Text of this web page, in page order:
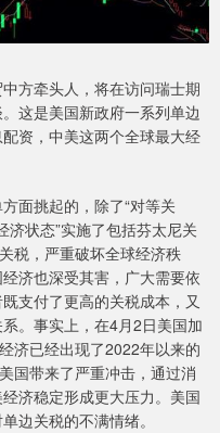
方牵头人，将在访问瑞士期
这是美国新政府一系列单边
资，中美这两个全球最大经
面挑起的，除了“对等关
济状态”实施了包括芬太尼关
税，严重破坏全球经济秩
济也深受其害，广大需要依
支付了更高的关税成本，又
。事实上，在4月2日美国加
济已经出现了2022年以来的
国带来了严重冲击，通过消
济稳定形成更大压力。美国
边关税的不满情绪。